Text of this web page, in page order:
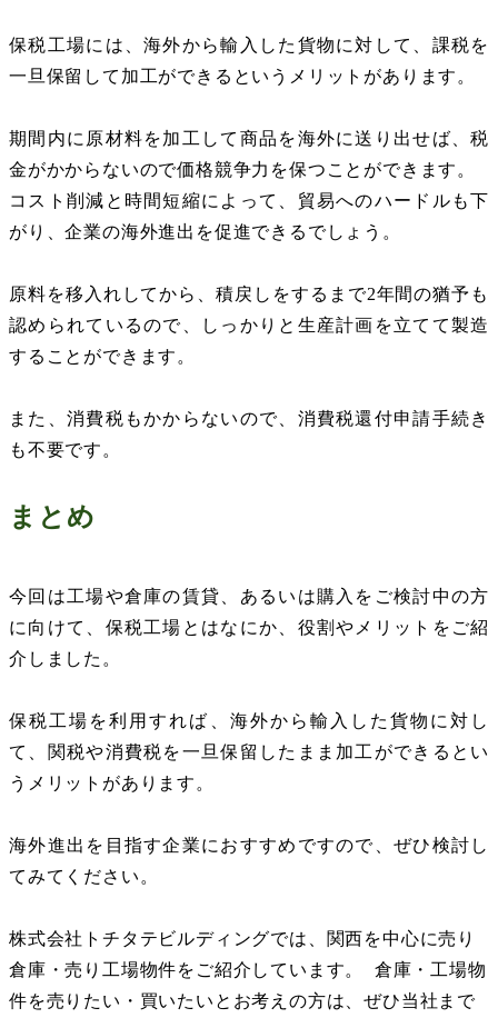
保税工場には、海外から輸入した貨物に対して、課税を
一旦保留して加工ができるというメリットがあります。
期間内に原材料を加工して商品を海外に送り出せば、税
金がかからないので価格競争力を保つことができます。
コスト削減と時間短縮によって、貿易へのハードルも下
がり、企業の海外進出を促進できるでしょう。
原料を移入れしてから、積戻しをするまで2年間の猶予も
認められているので、しっかりと生産計画を立てて製造
することができます。
また、消費税もかからないので、消費税還付申請手続き
も不要です。
まとめ
今回は工場や倉庫の賃貸、あるいは購入をご検討中の方
に向けて、保税工場とはなにか、役割やメリットをご紹
介しました。
保税工場を利用すれば、海外から輸入した貨物に対し
て、関税や消費税を一旦保留したまま加工ができるとい
うメリットがあります。
海外進出を目指す企業におすすめですので、ぜひ検討し
てみてください。
株式会社トチタテビルディングでは、関西を中心に売り
倉庫・売り工場物件をご紹介しています。 倉庫・工場物
件を売りたい・買いたいとお考えの方は、ぜひ当社まで